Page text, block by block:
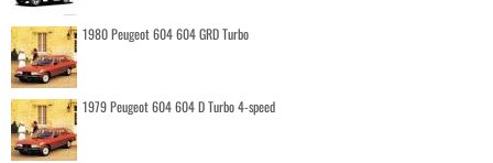
1980 Peugeot 604 604 GRD Turbo
1979 Peugeot 604 604 D Turbo 4-speed